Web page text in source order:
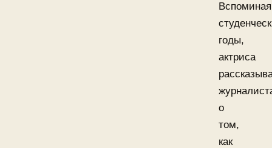
Вспоминая
годы,
актриса
о
том,
как